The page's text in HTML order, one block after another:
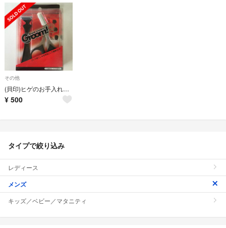
その他
(貝印)ヒゲのお手入れセット
¥ 500
タイプで絞り込み
レディース
メンズ
キッズ／ベビー／マタニティ